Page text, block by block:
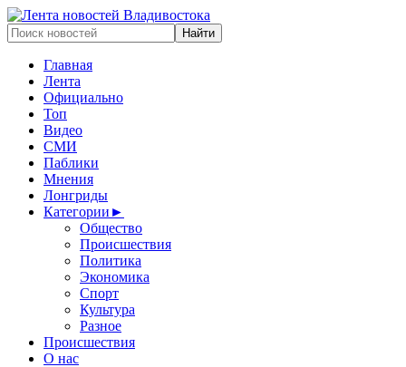
Главная
Лента
Официально
Топ
Видео
СМИ
Паблики
Мнения
Лонгриды
Категории ►
Общество
Происшествия
Политика
Экономика
Спорт
Культура
Разное
Происшествия
О нас